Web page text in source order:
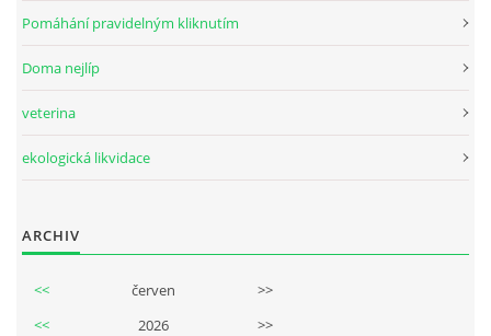
Pomáhání pravidelným kliknutím
Doma nejlíp
veterina
ekologická likvidace
ARCHIV
<< červen
>>
<<
2026
>>